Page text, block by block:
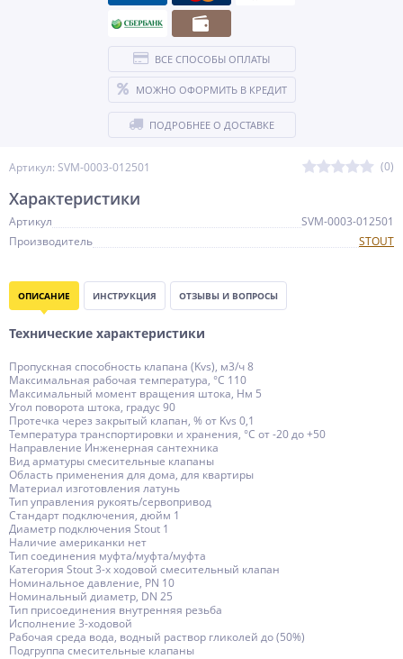
Артикул: SVM-0003-012501 (0)
ВСЕ СПОСОБЫ ОПЛАТЫ
МОЖНО ОФОРМИТЬ В КРЕДИТ
ПОДРОБНЕЕ О ДОСТАВКЕ
Характеристики
Артикул
SVM-0003-012501
Производитель
STOUT
ОПИСАНИЕ ИНСТРУКЦИЯ ОТЗЫВЫ И ВОПРОСЫ
Технические характеристики
Пропускная способность клапана (Kvs), м3/ч 8
Максимальная рабочая температура, °С 110
Максимальный момент вращения штока, Нм 5
Угол поворота штока, градус 90
Протечка через закрытый клапан, % от Kvs 0,1
Температура транспортировки и хранения, °С от -20 до +50
Направление Инженерная сантехника
Вид арматуры смесительные клапаны
Область применения для дома, для квартиры
Материал изготовления латунь
Тип управления рукоять/сервопривод
Стандарт подключения, дюйм 1
Диаметр подключения Stout 1
Наличие американки нет
Тип соединения муфта/муфта/муфта
Категория Stout 3-х ходовой смесительный клапан
Номинальное давление, PN 10
Номинальный диаметр, DN 25
Тип присоединения внутренняя резьба
Исполнение 3-ходовой
Рабочая среда вода, водный раствор гликолей до (50%)
Подгруппа смесительные клапаны